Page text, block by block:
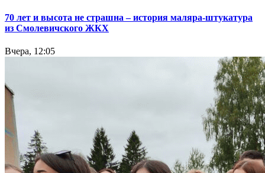
70 лет и высота не страшна – история маляра-штукатура
из Смолевичского ЖКХ
Вчера, 12:05